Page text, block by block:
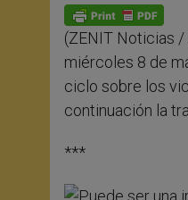
p
p
g
e
r
o
k
(ZENIT Noticias /
miércoles 8 de
ciclo sobre los
continuación la
***